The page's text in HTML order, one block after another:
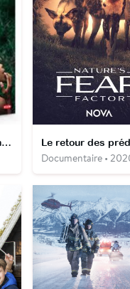
La Fleur de Buriti - Entretien avec Renée Nader Messora et João Salaviza
Documentaire •